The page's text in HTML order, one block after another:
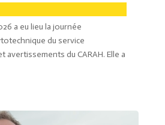
a eu lieu la journée
du service
avertissements du CARAH. Elle a